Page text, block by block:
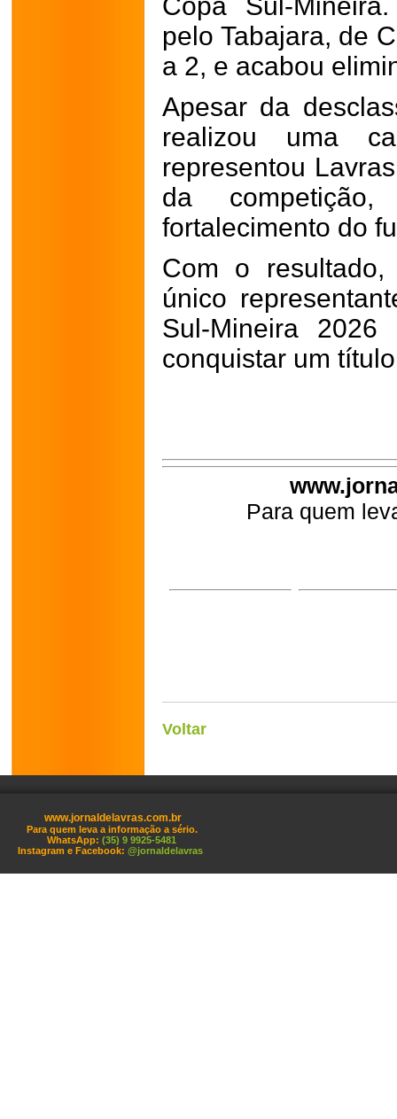
pelo Tabajara, de
a 2, e acabou
Apesar da
realizou uma
representou
da
fortalecimento do
Com o
único
Sul-Mineira
conquistar um
Para quem
Voltar
www.jornaldelavras.com.br
Para quem leva a informação a sério.
WhatsApp: (35) 9 9925-5481
Instagram e Facebook: @jornaldelavras